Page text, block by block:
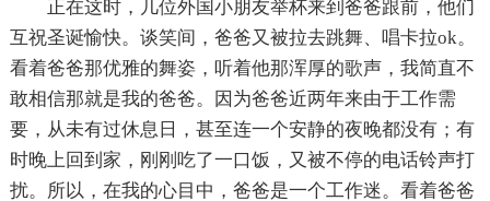
正在这时，几位外国小朋友举杯来到爸爸跟前，他们
互祝圣诞愉快。谈笑间，爸爸又被拉去跳舞、唱卡拉ok。
看着爸爸那优雅的舞姿，听着他那浑厚的歌声，我简直不
敢相信那就是我的爸爸。因为爸爸近两年来由于工作需
要，从未有过休息日，甚至连一个安静的夜晚都没有；有
时晚上回到家，刚刚吃了一口饭，又被不停的电话铃声打
扰。所以，在我的心目中，爸爸是一个工作迷。看着爸爸